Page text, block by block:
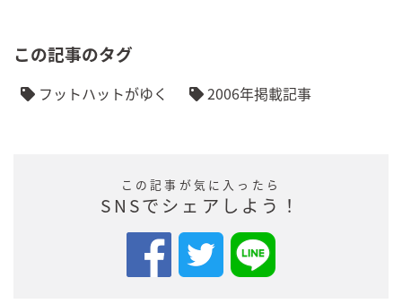
この記事のタグ
フットハットがゆく 2006年掲載記事
この記事が気に入ったら
SNSでシェアしよう！